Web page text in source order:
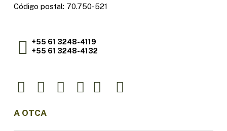
Código postal: 70.750-521
+55 61 3248-4119
+55 61 3248-4132
A OTCA